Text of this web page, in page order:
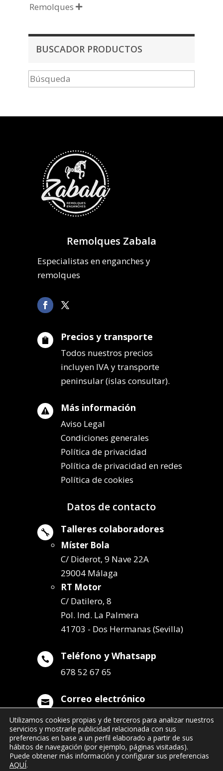
Remolques 
BUSCADOR PRODUCTOS
Remolques Zabala
Especialistas en enganches y
remolques
 Precios y transporte
Todos nuestros precios
incluyen IVA y transporte
peninsular (islas consultar).
 Más información
Aviso Legal
Condiciones generales
Política de privacidad
Política de privacidad en redes
Política de cookies
Datos de contacto
 Talleres colaboradores
Míster Bola
C/ Diderot, 9 Nave 22A
29004 Málaga
RT Motor
C/ Datilero, 8
Pol. Ind. La Palmera
41703 - Dos Hermanas (Sevilla)
 Teléfono y Whatsapp
678 52 67 65
 Correo electrónico
info@remolqueszabala.com
Utilizamos cookies propias y de terceros para analizar nuestros
servicios y mostrarle publicidad relacionada con sus
preferencias en base a un perfil elaborado a partir de sus
hábitos de navegación (por ejemplo, páginas visitadas).
Puede obtener más información y configurar sus preferencias
AQUÍ.